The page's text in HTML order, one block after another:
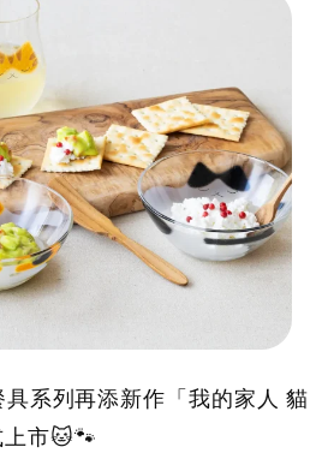
系列再添新作「我的家人 貓
市🐱🐾